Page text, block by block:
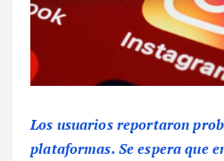
Los usuarios reportaron
plataformas. Se espera que